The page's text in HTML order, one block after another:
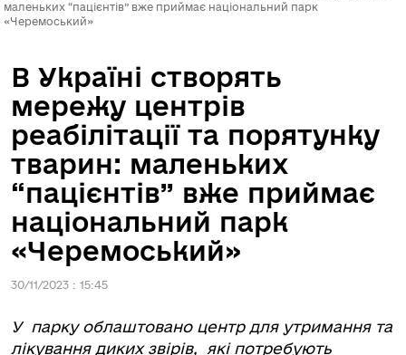
маленьких “пацієнтів” вже приймає національний парк
«Черемоський»
В Україні створять
мережу центрів
реабілітації та порятунку
тварин: маленьких
“пацієнтів” вже приймає
національний парк
«Черемоський»
30/11/2023 : 15:45
У парку облаштовано центр для утримання та
лікування диких звірів, які потребують